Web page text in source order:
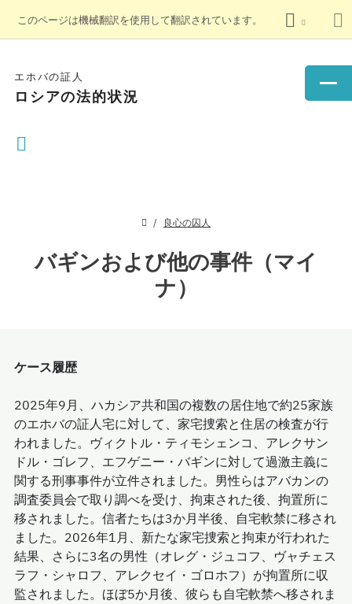
このページは機械翻訳を使用して翻訳されています。
エホバの証人
ロシアの法的状況
良心の囚人
バギンおよび他の事件（マイ
ナ）
ケース履歴
2025年9月、ハカシア共和国の複数の居住地で約25家族
のエホバの証人宅に対して、家宅捜索と住居の検査が行
われました。ヴィクトル・ティモシェンコ、アレクサン
ドル・ゴレフ、エフゲニー・バギンに対して過激主義に
関する刑事事件が立件されました。男性らはアバカンの
調査委員会で取り調べを受け、拘束された後、拘置所に
移されました。信者たちは3か月半後、自宅軟禁に移され
ました。2026年1月、新たな家宅捜索と拘束が行われた
結果、さらに3名の男性（オレグ・ジュコフ、ヴャチェス
ラフ・シャロフ、アレクセイ・ゴロホフ）が拘置所に収
監されました。ほぼ5か月後、彼らも自宅軟禁へ移されま